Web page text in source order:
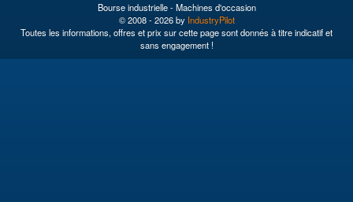
Bourse industrielle - Machines d'occasion
© 2008 - 2026 by IndustryPilot
Toutes les informations, offres et prix sur cette page sont donnés à titre indicatif et
sans engagement !